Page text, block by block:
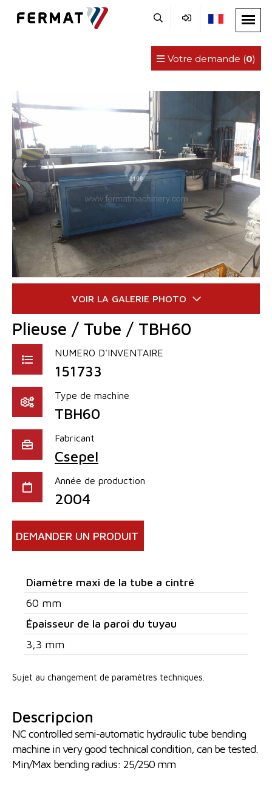
Votre demande (0)
Plieuse / Tube / TBH60
NUMERO D'INVENTAIRE
151733
Type de machine
TBH60
Fabricant
Csepel
Année de production
2004
DEMANDER UN PRODUIT
Diamètre maxi de la tube a cintré
60 mm
Épaisseur de la paroi du tuyau
3,3 mm
Sujet au changement de paramètres techniques.
Descripcion
NC controlled semi-automatic hydraulic tube bending
machine in very good technical condition, can be tested.
Min/Max bending radius: 25/250 mm